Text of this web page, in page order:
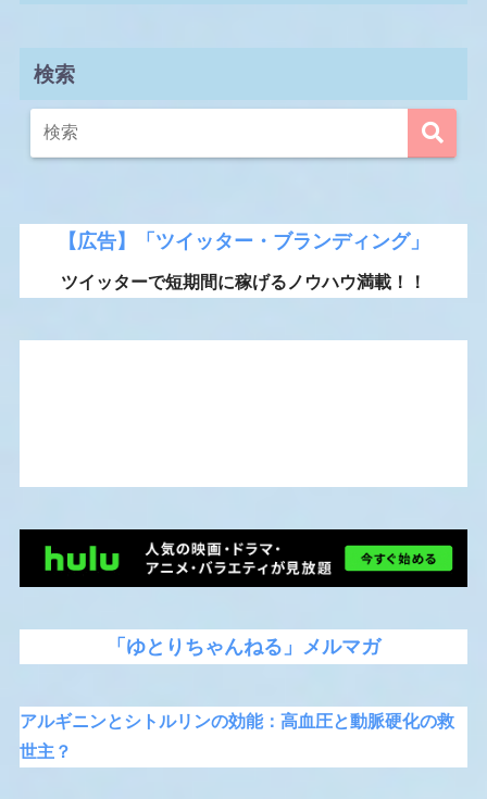
検索
【広告】「ツイッター・ブランディング」
ツイッターで短期間に稼げるノウハウ満載！！
「ゆとりちゃんねる」メルマガ
アルギニンとシトルリンの効能：高血圧と動脈硬化の救
世主？